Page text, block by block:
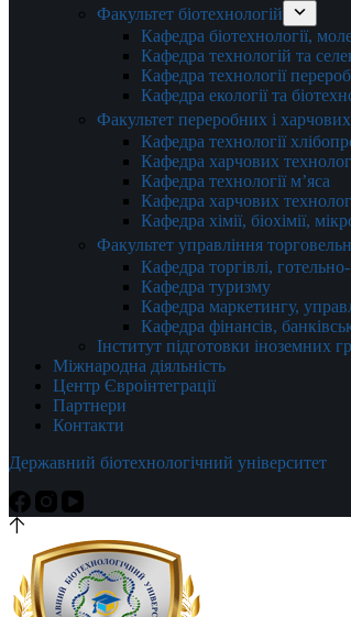
Факультет біотехнологій
Кафедра біотехнології,
Кафедра технологій та
Кафедра технології
Кафедра екології та
Факультет переробних і
Кафедра технології
Кафедра харчових
Кафедра технології м’яса
Кафедра харчових
Кафедра хімії, біохімії,
Факультет управління
Кафедра торгівлі,
Кафедра туризму
Кафедра маркетингу,
Кафедра фінансів,
Інститут підготовки іноземних
Міжнародна діяльність
Центр Євроінтеграції
Партнери
Контакти
Державний біотехнологічний університет